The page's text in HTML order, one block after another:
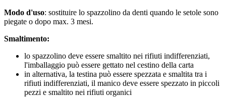
Modo d'uso: sostituire lo spazzolino da denti quando le setole sono
piegate o dopo max. 3 mesi.
Smaltimento:
lo spazzolino deve essere smaltito nei rifiuti indifferenziati,
l'imballaggio può essere gettato nel cestino della carta
in alternativa, la testina può essere spezzata e smaltita tra i
rifiuti indifferenziati, il manico deve essere spezzato in piccoli
pezzi e smaltito nei rifiuti organici